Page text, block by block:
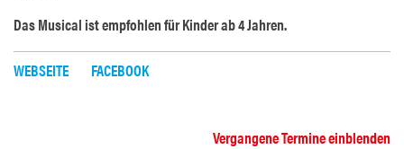
Das Musical ist empfohlen für Kinder ab 4 Jahren.
WEBSEITE FACEBOOK
Vergangene Termine einblenden